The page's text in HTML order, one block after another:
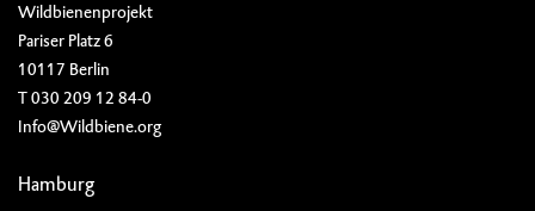
Wildbienenprojekt
Pariser Platz 6
10117 Berlin
T 030 209 12 84-0
Info@Wildbiene.org
Hamburg